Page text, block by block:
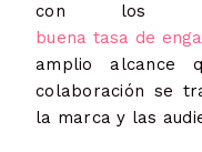
con los
buena tasa de
amplio alcance
colaboración se
la marca y las